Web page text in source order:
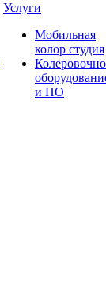
Услуги
Мобильная
колор студия
и ПО